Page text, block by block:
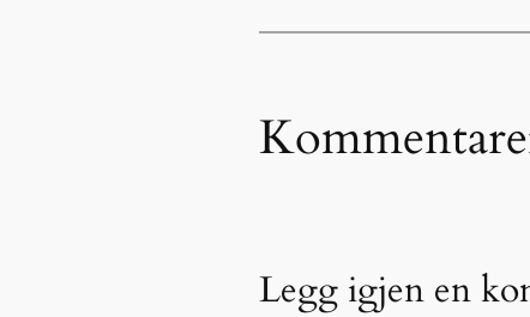
Legg igjen en